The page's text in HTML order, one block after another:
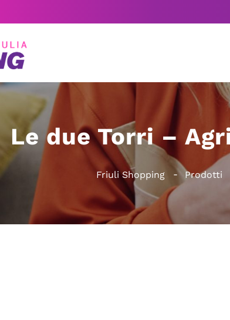
Le due Torri –
Friuli Shopping Prodotti